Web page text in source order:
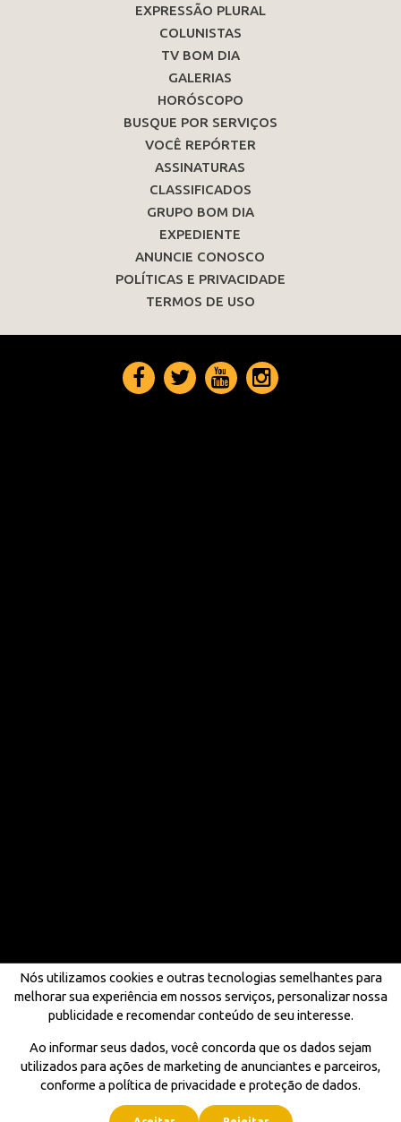
EXPRESSÃO PLURAL
COLUNISTAS
TV BOM DIA
GALERIAS
HORÓSCOPO
BUSQUE POR SERVIÇOS
VOCÊ REPÓRTER
ASSINATURAS
CLASSIFICADOS
GRUPO BOM DIA
EXPEDIENTE
ANUNCIE CONOSCO
POLÍTICAS E PRIVACIDADE
TERMOS DE USO
Nós utilizamos cookies e outras tecnologias semelhantes para
melhorar sua experiência em nossos serviços, personalizar nossa
publicidade e recomendar conteúdo de seu interesse.
Ao informar seus dados, você concorda que os dados sejam
utilizados para ações de marketing de anunciantes e parceiros,
conforme a política de privacidade e proteção de dados.